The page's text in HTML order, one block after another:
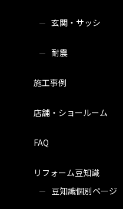
玄関・サッシ
耐震
施工事例
店舗・ショールーム
FAQ
リフォーム豆知識
豆知識個別ページ